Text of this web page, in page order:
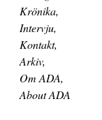
Krönika
Intervju
Kontakt
Arkiv
Om ADA
About ADA